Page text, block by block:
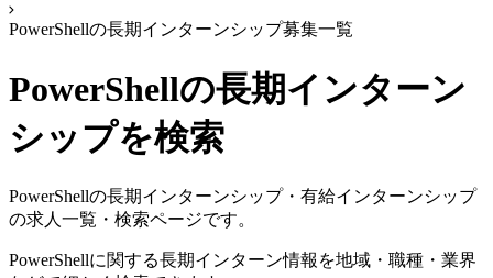
PowerShellの長期インターンシップ募集一覧
PowerShellの長期インターン
シップを検索
PowerShellの長期インターンシップ・有給インターンシップ
の求人一覧・検索ページです。
PowerShellに関する長期インターン情報を地域・職種・業界